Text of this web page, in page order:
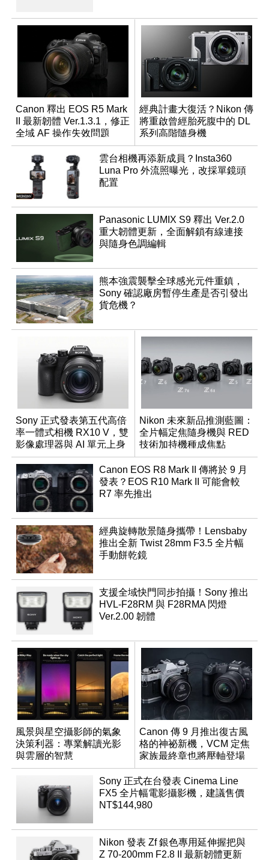
Canon 釋出 EOS R5 Mark
II 最新韌體 Ver.1.3.1，修正
全域 AF 操作失效問題
經典計畫大復活？Nikon 傳
將重啟曾經胎死腹中的 DL
系列高階隨身機
雲台相機再添新成員？Insta360
Luna Pro 外流照曝光，改採單鏡頭
配置
Panasonic LUMIX S9 釋出 Ver.2.0
重大韌體更新，全面解鎖有線連接
與隨身色調編輯
熊本強震襲擊全球感光元件重鎮，
Sony 確認廠房暫停生產是否引發出
貨危機？
Sony 正式發表第五代高倍
率一體式相機 RX10 V，雙
影像處理器與 AI 單元上身
Nikon 未來新品推測藍圖：
全片幅定焦隨身機與 RED
技術加持機種成焦點
Canon EOS R8 Mark II 傳將於 9 月
發表？EOS R10 Mark II 可能會較
R7 率先推出
經典旋轉散景隨身攜帶！Lensbaby
推出全新 Twist 28mm F3.5 全片幅
手動餅乾鏡
支援全域快門同步拍攝！Sony 推出
HVL-F28RM 與 F28RMA 閃燈
Ver.2.00 韌體
風景與星空攝影師的氣象
決策利器：專業解讀光影
與雲層的智慧
App「Atmos」登場
Canon 傳 9 月推出復古風
格的神祕新機，VCM 定焦
家族最終章也將壓軸登場
Sony 正式在台發表 Cinema Line
FX5 全片幅電影攝影機，建議售價
NT$144,980
Nikon 發表 Zf 銀色專用延伸握把與
Z 70-200mm F2.8 II 最新韌體更新